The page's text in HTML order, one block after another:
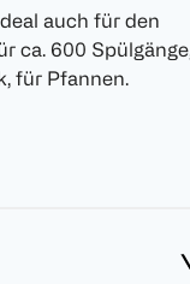
auch für den
ca. 600
für Pfannen.